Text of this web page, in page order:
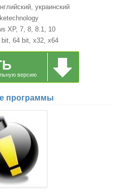
украинский
XP, 7, 8, 8.1, 10
bit, 64 bit, x32, x64
версию
программы